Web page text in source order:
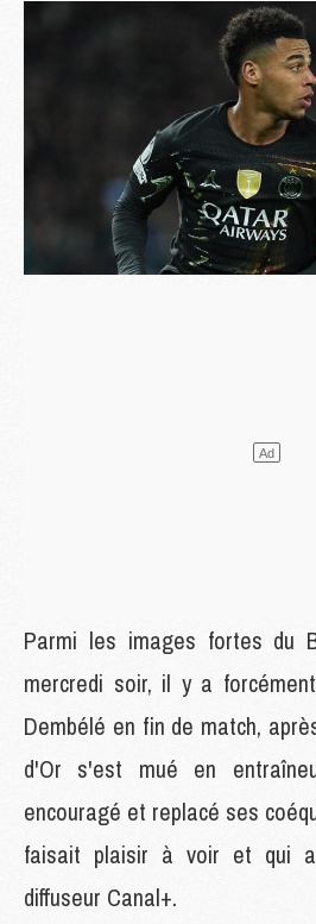
Parmi les images fortes du
mercredi soir, il y a
Dembélé en fin de match,
d'Or s'est mué en
encouragé et replacé ses
faisait plaisir à voir et qui
diffuseur Canal+.